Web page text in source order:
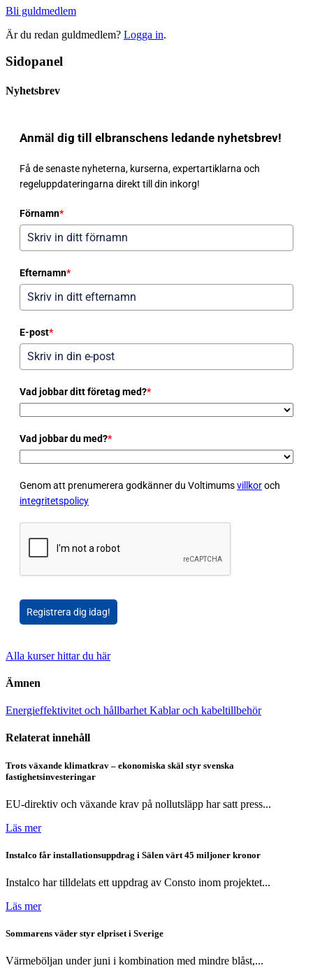
Bli guldmedlem
Är du redan guldmedlem? Logga in.
Sidopanel
Nyhetsbrev
Anmäl dig till elbranschens ledande nyhetsbrev!
Få de senaste nyheterna, kurserna, expertartiklarna och
regeluppdateringarna direkt till din inkorg!
Förnamn*
Efternamn*
E-post*
Vad jobbar ditt företag med?*
Vad jobbar du med?*
Genom att prenumerera godkänner du Voltimumsvillkoroch
integritetspolicy
Registrera dig idag!
Alla kurser hittar du här
Ämnen
Energieffektivitet och hållbarhet Kablar och kabeltillbehör
Relaterat innehåll
Trots växande klimatkrav – ekonomiska skäl styr svenska
fastighetsinvesteringar
EU-direktiv och växande krav på nollutsläpp har satt press...
Läs mer
Instalco får installationsuppdrag i Sälen värt 45 miljoner kronor
Instalco har tilldelats ett uppdrag av Consto inom projektet...
Läs mer
Sommarens väder styr elpriset i Sverige
Värmeböljan under juni i kombination med mindre blåst,...